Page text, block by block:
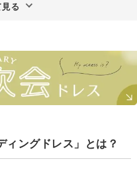
テ・ネックデザインの種類
る
ィングドレス」とは？